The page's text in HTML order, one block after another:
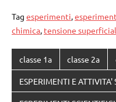
Tag esperimenti,
chimica, tensione
classe 1a classe 2a
ESPERIMENTI E ATTIVITA'